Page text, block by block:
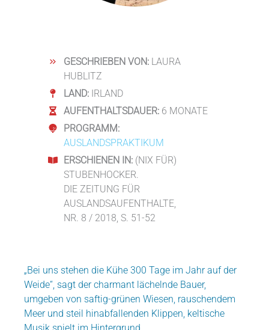
GESCHRIEBEN VON: LAURA
HUBLITZ
LAND:IRLAND
AUFENTHALTSDAUER:6 MONATE
PROGRAMM:
AUSLANDSPRAKTIKUM
ERSCHIENEN IN:(NIX FÜR)
STUBENHOCKER.
DIE ZEITUNG FÜR
AUSLANDSAUFENTHALTE,
NR. 8 / 2018, S. 51-52
„Bei uns stehen die Kühe 300 Tage im Jahr auf der
Weide“, sagt der charmant lächelnde Bauer,
umgeben von saftig-grünen Wiesen, rauschendem
Meer und steil hinabfallenden Klippen, keltische